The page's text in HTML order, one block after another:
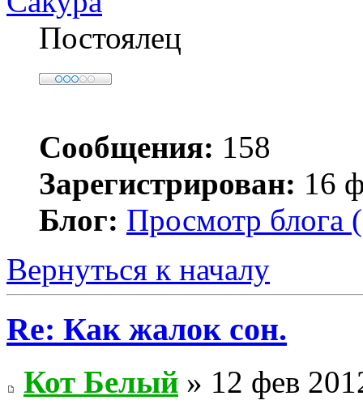
Постоялец
Сообщения: 158
Зарегистрирован: 16
Блог: Просмотр блога
Вернуться к началу
Re: Как жалок сон.
Кот Белый » 12 фев